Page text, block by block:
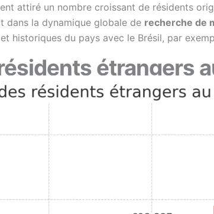
attiré un nombre croissant de résidents
dans la dynamique globale de recherche de
historiques du pays avec le Brésil, par
étrangers